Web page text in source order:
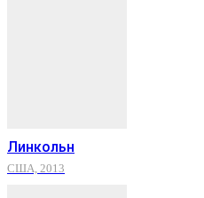
Линкольн
США, 2013